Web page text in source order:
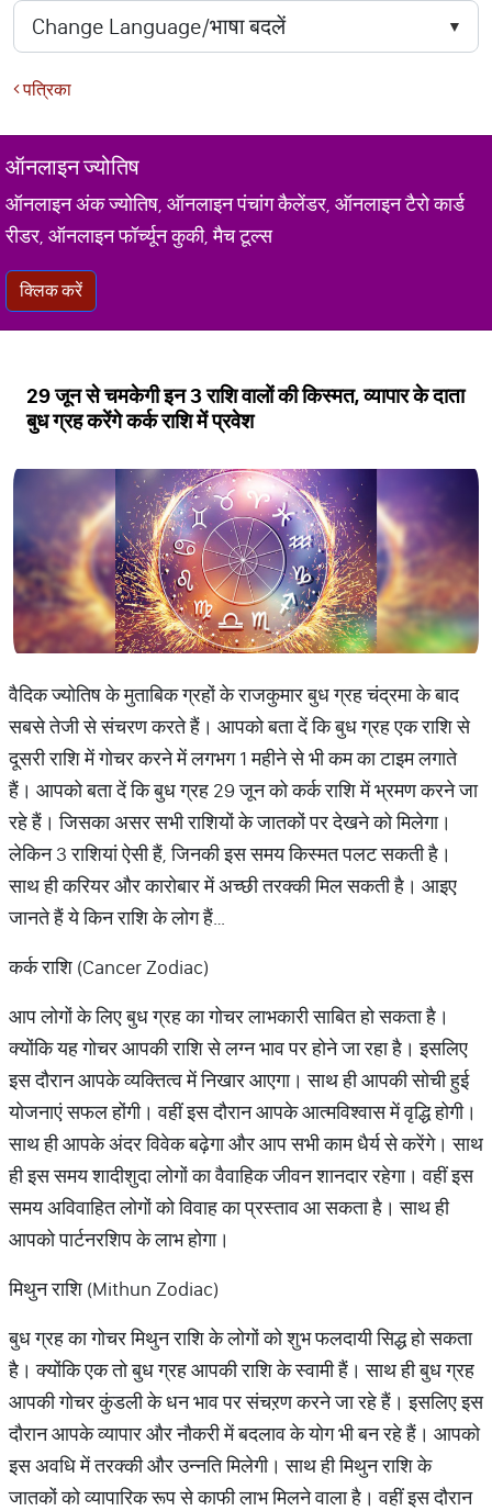
पत्रिका
ऑनलाइन ज्योतिष
ऑनलाइन अंक ज्योतिष, ऑनलाइन पंचांग कैलेंडर, ऑनलाइन टैरो कार्ड
रीडर, ऑनलाइन फॉर्च्यून कुकी, मैच टूल्स
क्लिक करें
29 जून से चमकेगी इन 3 राशि वालों की किस्मत, व्यापार के दाता
बुध ग्रह करेंगे कर्क राशि में प्रवेश
वैदिक ज्योतिष के मुताबिक ग्रहों के राजकुमार बुध ग्रह चंद्रमा के बाद
सबसे तेजी से संचरण करते हैं। आपको बता दें कि बुध ग्रह एक राशि से
दूसरी राशि में गोचर करने में लगभग 1 महीने से भी कम का टाइम लगाते
हैं। आपको बता दें कि बुध ग्रह 29 जून को कर्क राशि में भ्रमण करने जा
रहे हैं। जिसका असर सभी राशियों के जातकों पर देखने को मिलेगा।
लेकिन 3 राशियां ऐसी हैं, जिनकी इस समय किस्मत पलट सकती है।
साथ ही करियर और कारोबार में अच्छी तरक्की मिल सकती है। आइए
जानते हैं ये किन राशि के लोग हैं…
कर्क राशि (Cancer Zodiac)
आप लोगों के लिए बुध ग्रह का गोचर लाभकारी साबित हो सकता है।
क्योंकि यह गोचर आपकी राशि से लग्न भाव पर होने जा रहा है। इसलिए
इस दौरान आपके व्यक्तित्व में निखार आएगा। साथ ही आपकी सोची हुई
योजनाएं सफल होंगी। वहीं इस दौरान आपके आत्मविश्वास में वृद्धि होगी।
साथ ही आपके अंदर विवेक बढ़ेगा और आप सभी काम धैर्य से करेंगे। साथ
ही इस समय शादीशुदा लोगों का वैवाहिक जीवन शानदार रहेगा। वहीं इस
समय अविवाहित लोगों को विवाह का प्रस्ताव आ सकता है। साथ ही
आपको पार्टनरशिप के लाभ होगा।
मिथुन राशि (Mithun Zodiac)
बुध ग्रह का गोचर मिथुन राशि के लोगों को शुभ फलदायी सिद्ध हो सकता
है। क्योंकि एक तो बुध ग्रह आपकी राशि के स्वामी हैं। साथ ही बुध ग्रह
आपकी गोचर कुंडली के धन भाव पर संचऱण करने जा रहे हैं। इसलिए इस
दौरान आपके व्यापार और नौकरी में बदलाव के योग भी बन रहे हैं। आपको
इस अवधि में तरक्की और उन्नति मिलेगी। साथ ही मिथुन राशि के
जातकों को व्यापारिक रूप से काफी लाभ मिलने वाला है। वहीं इस दौरान